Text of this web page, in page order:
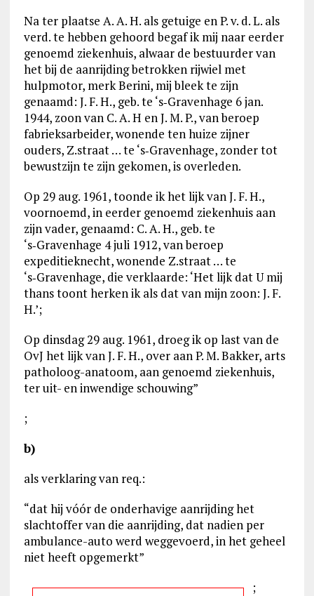
Na ter plaatse A. A. H. als getuige en P. v. d. L. als
verd. te hebben gehoord begaf ik mij naar eerder
genoemd ziekenhuis, alwaar de bestuurder van
het bij de aanrijding betrokken rijwiel met
hulpmotor, merk Berini, mij bleek te zijn
genaamd: J. F. H., geb. te ‘s‑Gravenhage 6 jan.
1944, zoon van C. A. H en J. M. P., van beroep
fabrieksarbeider, wonende ten huize zijner
ouders, Z.straat … te ‘s‑Gravenhage, zonder tot
bewustzijn te zijn gekomen, is overleden.
Op 29 aug. 1961, toonde ik het lijk van J. F. H.,
voornoemd, in eerder genoemd ziekenhuis aan
zijn vader, genaamd: C. A. H., geb. te
‘s‑Gravenhage 4 juli 1912, van beroep
expeditieknecht, wonende Z.straat … te
‘s‑Gravenhage, die verklaarde: ‘Het lijk dat U mij
thans toont herken ik als dat van mijn zoon: J. F.
H.’;
Op dinsdag 29 aug. 1961, droeg ik op last van de
OvJ het lijk van J. F. H., over aan P. M. Bakker, arts
patholoog-anatoom, aan genoemd ziekenhuis,
ter uit- en inwendige schouwing”
;
b)
als verklaring van req.:
“dat hij vóór de onderhavige aanrijding het
slachtoffer van die aanrijding, dat nadien per
ambulance-auto werd weggevoerd, in het geheel
niet heeft opgemerkt”
;